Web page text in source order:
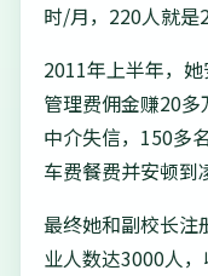
时/月，220人就是
2011年上半年，
管理费佣金赚20
中介失信，150多
车费餐费并安顿到
最终她和副校长注
业人数达3000人，